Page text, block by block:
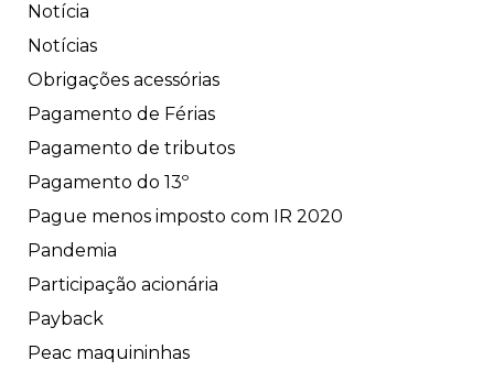
Notícia
Notícias
Obrigações acessórias
Pagamento de Férias
Pagamento de tributos
Pagamento do 13º
Pague menos imposto com IR 2020
Pandemia
Participação acionária
Payback
Peac maquininhas